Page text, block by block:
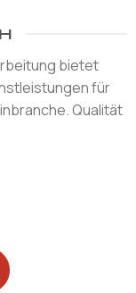
bietet
für
Qualität